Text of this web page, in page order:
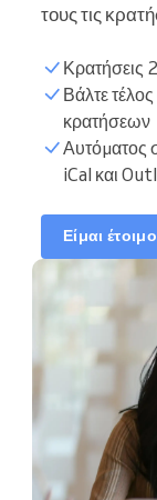
τους τις
Κρατήσεις
Βάλτε
κρατήσεων
Αυτόματος
iCal και
Είμαι